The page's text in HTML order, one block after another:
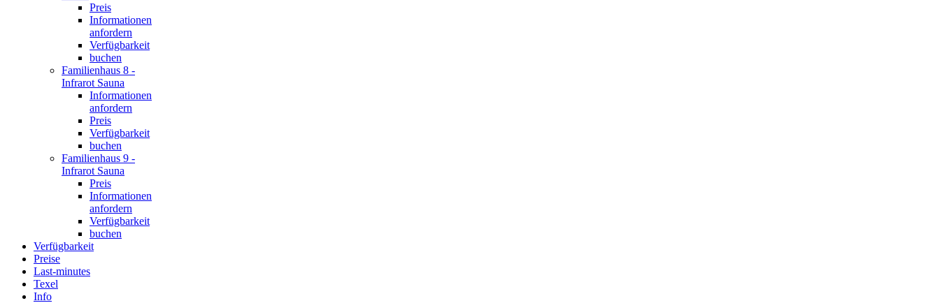
Preis
Informationen
anfordern
Verfügbarkeit
buchen
Familienhaus 8 -
Infrarot Sauna
Informationen
anfordern
Preis
Verfügbarkeit
buchen
Familienhaus 9 -
Infrarot Sauna
Preis
Informationen
anfordern
Verfügbarkeit
buchen
Verfügbarkeit
Preise
Last-minutes
Texel
Info